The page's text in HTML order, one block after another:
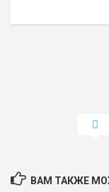
ВАМ ТАКЖЕ